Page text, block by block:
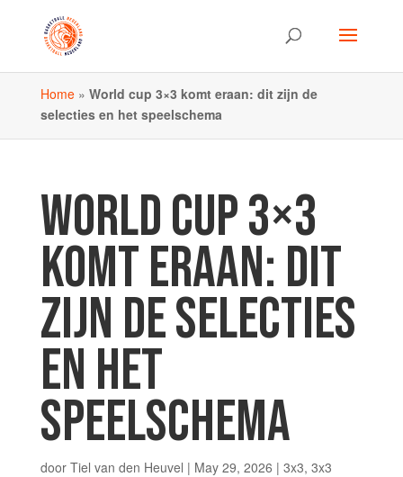
Home» World cup 3×3 komt eraan: dit zijn de
selecties en het speelschema
WORLD CUP 3×3
KOMT ERAAN: DIT
ZIJN DE SELECTIES
EN HET
SPEELSCHEMA
door Tiel van den Heuvel | May 29, 2026 | 3x3, 3x3